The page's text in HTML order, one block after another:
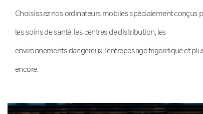
Choisissez nos ordinateurs mobiles spécialement conçus
les soins de santé, les centres de distribution, les
environnements dangereux, l’entreposage frigorifique et
encore.